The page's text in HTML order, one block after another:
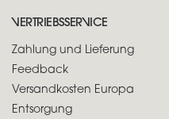
VERTRIEBSSERVICE
Zahlung und Lieferung
Feedback
Versandkosten Europa
Entsorgung